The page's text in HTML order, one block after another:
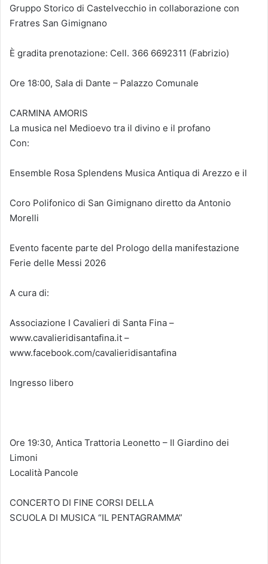
Gruppo Storico di Castelvecchio in collaborazione con
Fratres San Gimignano
È gradita prenotazione: Cell. 366 6692311 (Fabrizio)
Ore 18:00, Sala di Dante – Palazzo Comunale
CARMINA AMORIS
La musica nel Medioevo tra il divino e il profano
Con:
Ensemble Rosa Splendens Musica Antiqua di Arezzo e il
Coro Polifonico di San Gimignano diretto da Antonio
Morelli
Evento facente parte del Prologo della manifestazione
Ferie delle Messi 2026
A cura di:
Associazione I Cavalieri di Santa Fina –
www.cavalieridisantafina.it –
www.facebook.com/cavalieridisantafina
Ingresso libero
Ore 19:30, Antica Trattoria Leonetto – Il Giardino dei
Limoni
Località Pancole
CONCERTO DI FINE CORSI DELLA
SCUOLA DI MUSICA “IL PENTAGRAMMA”